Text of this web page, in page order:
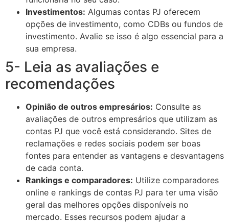
Investimentos: Algumas contas PJ oferecem
opções de investimento, como CDBs ou fundos de
investimento. Avalie se isso é algo essencial para a
sua empresa.
5- Leia as avaliações e
recomendações
Opinião de outros empresários: Consulte as
avaliações de outros empresários que utilizam as
contas PJ que você está considerando. Sites de
reclamações e redes sociais podem ser boas
fontes para entender as vantagens e desvantagens
de cada conta.
Rankings e comparadores: Utilize comparadores
online e rankings de contas PJ para ter uma visão
geral das melhores opções disponíveis no
mercado. Esses recursos podem ajudar a